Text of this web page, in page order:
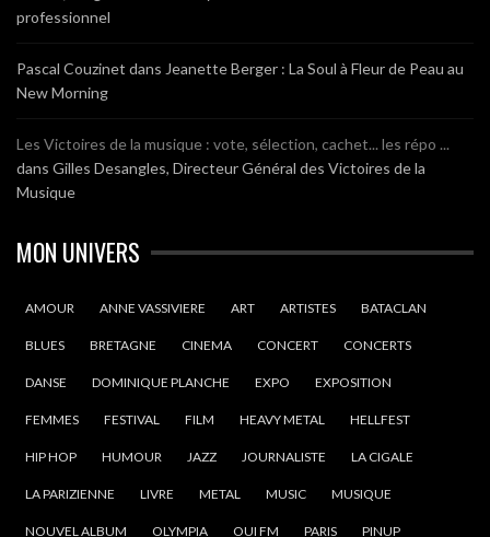
professionnel
Pascal Couzinet dans Jeanette Berger : La Soul à Fleur de Peau au
New Morning
Les Victoires de la musique : vote, sélection, cachet... les répo ...
dans Gilles Desangles, Directeur Général des Victoires de la
Musique
MON UNIVERS
AMOUR ANNE VASSIVIERE ART ARTISTES BATACLAN
BLUES BRETAGNE CINEMA CONCERT CONCERTS
DANSE DOMINIQUE PLANCHE EXPO EXPOSITION
FEMMES FESTIVAL FILM HEAVY METAL HELLFEST
HIP HOP HUMOUR JAZZ JOURNALISTE LA CIGALE
LA PARIZIENNE LIVRE METAL MUSIC MUSIQUE
NOUVEL ALBUM OLYMPIA OUI FM PARIS PINUP